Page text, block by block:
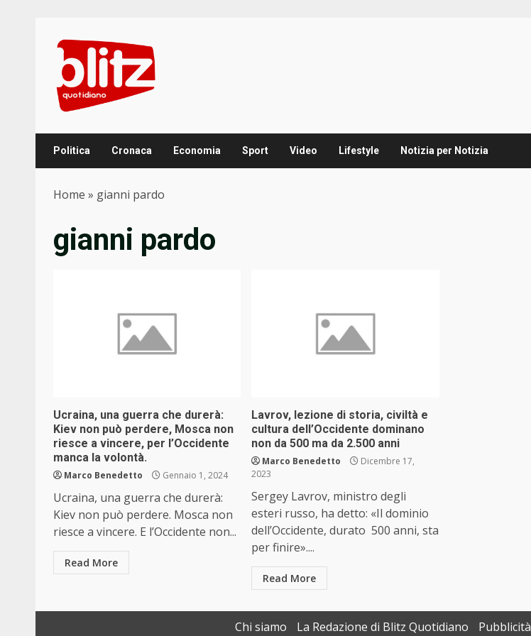
content
Politica Cronaca Economia Sport Video Lifestyle Notizia per Notizia
Home » gianni pardo
gianni pardo
Ucraina, una guerra che durerà:
Kiev non può perdere, Mosca non
riesce a vincere, per l’Occidente
manca la volontà.
Marco Benedetto Gennaio 1, 2024
Ucraina, una guerra che durerà:
Kiev non può perdere. Mosca non
riesce a vincere. E l’Occidente non...
Read More
Lavrov, lezione di storia, civiltà e
cultura dell’Occidente dominano
non da 500 ma da 2.500 anni
Marco Benedetto
Dicembre 17,
2023
Sergey Lavrov, ministro degli
esteri russo, ha detto: «Il dominio
dell’Occidente, durato 500 anni, sta
per finire»....
Read More
Chi siamo La Redazione di Blitz Quotidiano Pubblicità